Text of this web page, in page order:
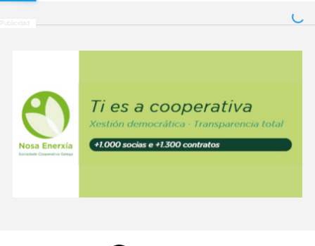
Salto a contenido